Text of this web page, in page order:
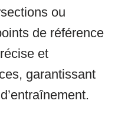
ou
de référence
et
garantissant